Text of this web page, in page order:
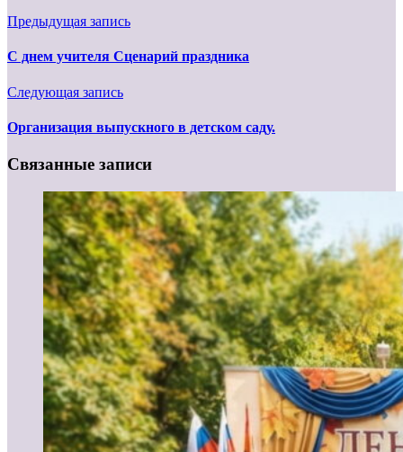
Предыдущая запись
С днем учителя Сценарий праздника
Следующая запись
Организация выпускного в детском саду.
Связанные записи